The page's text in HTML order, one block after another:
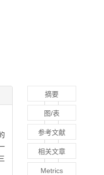
摘要
图/表
参考文献
相关文章
Metrics